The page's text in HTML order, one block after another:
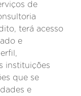
de
terá acesso
e
instituições
que se
e